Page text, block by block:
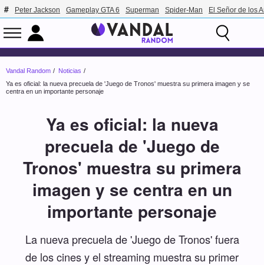
Peter Jackson Gameplay GTA 6 Superman Spider-Man El Señor de los
Vandal Random
Noticias
Ya es oficial: la nueva precuela de 'Juego de Tronos' muestra su primera imagen y se
centra en un importante personaje
Ya es oficial: la nueva
precuela de 'Juego de
Tronos' muestra su primera
imagen y se centra en un
importante personaje
La nueva precuela de 'Juego de Tronos' fuera
de los cines y el streaming muestra su primer